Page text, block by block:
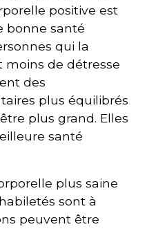
positive est
bonne santé
qui la
de détresse
des
plus équilibrés
plus grand. Elles
santé
plus saine
sont à
peuvent être